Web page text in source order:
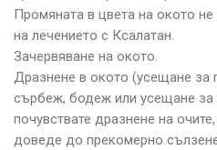
Промяната в цвета на окото
на лечението с Ксалатан.
Зачервяване на окото.
Дразнене в окото (усещане за
сърбеж, бодеж или усещане
почувствате дразнене на
доведе до прекомерно